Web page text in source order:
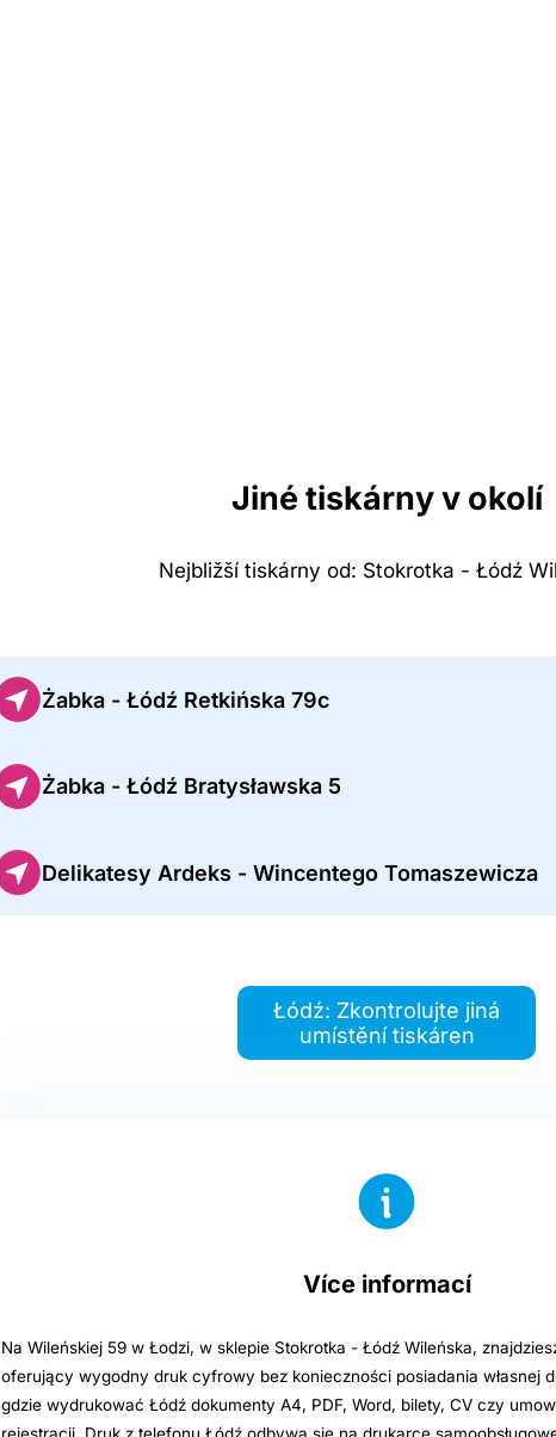
Jiné tiskárny v okolí
Nejbližší tiskárny od: Stokrotka - Łódź
Żabka - Łódź Retkińska 79c
Żabka - Łódź Bratysławska 5
Delikatesy Ardeks - Wincentego Tomaszewicza
Łódź: Zkontrolujte jiná
umístění tiskáren
Více informací
Na Wileńskiej 59 w Łodzi, w sklepie Stokrotka - Łódź Wileńska,
oferujący wygodny druk cyfrowy bez konieczności posiadania własnej
gdzie wydrukować Łódź dokumenty A4, PDF, Word, bilety, CV czy